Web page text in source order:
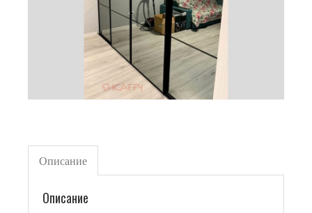
Описание
Описание